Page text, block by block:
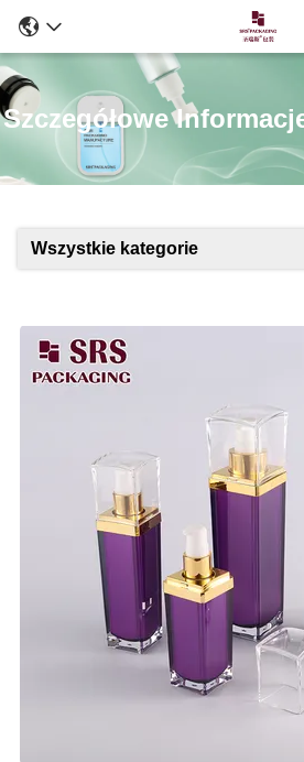
Szczegółowe
Wszystkie kategorie